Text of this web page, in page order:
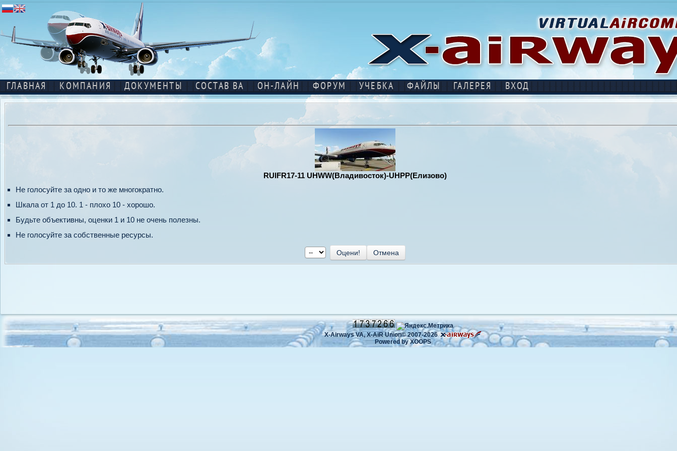
ГЛАВНАЯ КОМПАНИЯ ДОКУМЕНТЫ СОСТАВ ВА ОН-ЛАЙН ФОРУМ УЧЕБКА ФАЙЛЫ ГАЛЕРЕЯ ВХОД
RUIFR17-11 UHWW(Владивосток)-UHPP(Елизово)
Не голосуйте за одно и то же многократно.
Шкала от 1 до 10. 1 - плохо 10 - хорошо.
Будьте объективны, оценки 1 и 10 не очень полезны.
Не голосуйте за собственные ресурсы.
X-Airways VA,X-AiR Union©2007-2026
Powered byXOOPS